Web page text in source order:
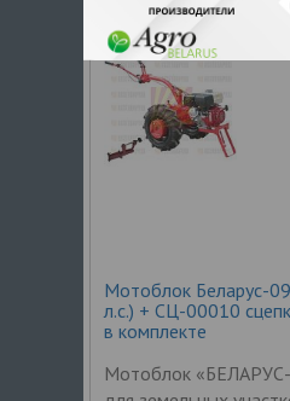
Мотоблок Беларус-
л.с.) + СЦ-00010
в комплекте
Мотоблок